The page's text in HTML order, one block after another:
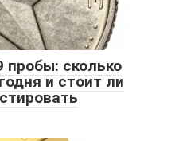
пробы: сколько
и стоит ли